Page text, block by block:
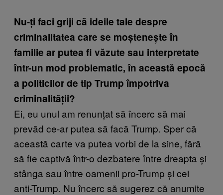
Nu-ți faci griji că ideile tale despre
criminalitatea care se moștenește în
familie ar putea fi văzute sau interpretate
într-un mod problematic, în această epocă
a politicilor de tip Trump împotriva
criminalității?
Ei, eu unul am renunțat să încerc să mai
prevăd ce-ar putea să facă Trump. Sper că
această carte va putea vorbi de la sine, fără
să fie captivă într-o dezbatere între dreapta și
stânga sau între oamenii pro-Trump și cei
anti-Trump. Nu încerc să sugerez că anumite